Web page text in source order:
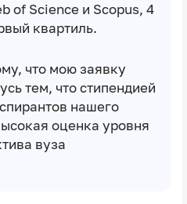
of Science и Scopus, 4
квартиль.
что мою заявку
тем, что стипендией
нашего
оценка уровня
вуза